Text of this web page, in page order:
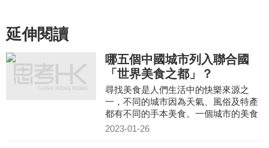
延伸閱讀
哪五個中國城市列入聯合國
「世界美食之都」？
尋找美食是人們生活中的快樂來源之
一，不同的城市因為天氣、風俗及特產
都有不同的手本美食。一個城市的美食
文化反映出不一樣的魅力，如果這個城
2023-01-26